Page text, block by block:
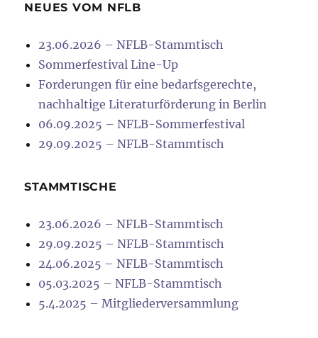
NEUES VOM NFLB
23.06.2026 – NFLB-Stammtisch
Sommerfestival Line-Up
Forderungen für eine bedarfsgerechte,
nachhaltige Literaturförderung in Berlin
06.09.2025 – NFLB-Sommerfestival
29.09.2025 – NFLB-Stammtisch
STAMMTISCHE
23.06.2026 – NFLB-Stammtisch
29.09.2025 – NFLB-Stammtisch
24.06.2025 – NFLB-Stammtisch
05.03.2025 – NFLB-Stammtisch
5.4.2025 – Mitgliederversammlung